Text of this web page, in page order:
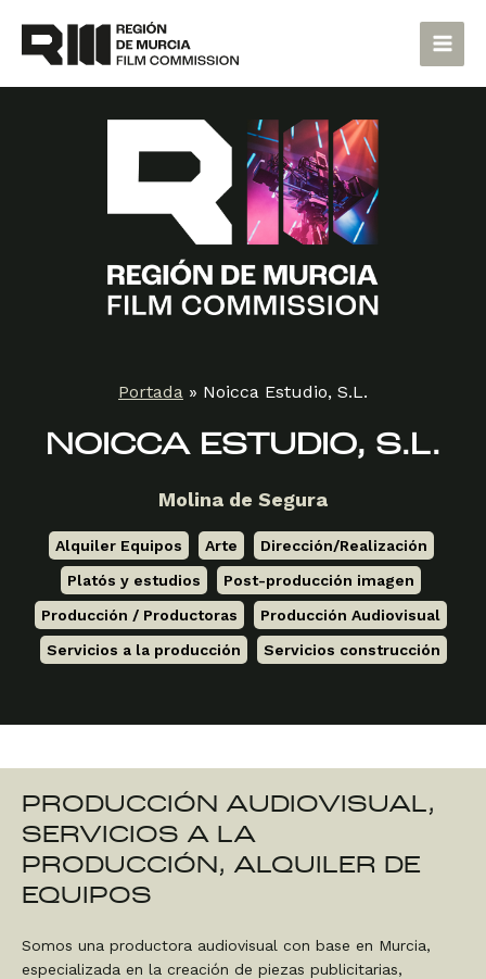
contenido
Main
Portada » Noicca Estudio, S.L.
NOICCA ESTUDIO, S.L.
Molina de Segura
Alquiler Equipos Arte Dirección/Realización
Platós y estudios
Post-producción imagen
Producción / Productoras
Producción Audiovisual
Servicios a la producción
Servicios construcción
PRODUCCIÓN AUDIOVISUAL,
SERVICIOS A LA
PRODUCCIÓN, ALQUILER DE
EQUIPOS
Somos una productora audiovisual con base en Murcia,
especializada en la creación de piezas publicitarias,